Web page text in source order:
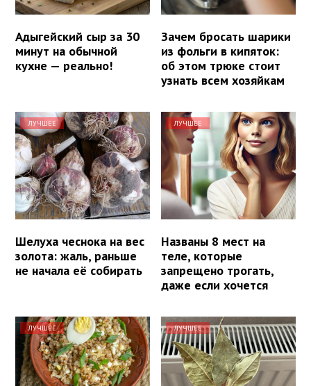
Адыгейский сыр за 30
минут на обычной
кухне — реально!
Зачем бросать шарики
из фольги в кипяток:
об этом трюке стоит
узнать всем хозяйкам
ЛУЧШЕЕ
Шелуха чеснока на вес
золота: жаль, раньше
не начала её собирать
ЛУЧШЕЕ
Названы 8 мест на
теле, которые
запрещено трогать,
даже если хочется
ЛУЧШЕЕ ЛУЧШЕЕ